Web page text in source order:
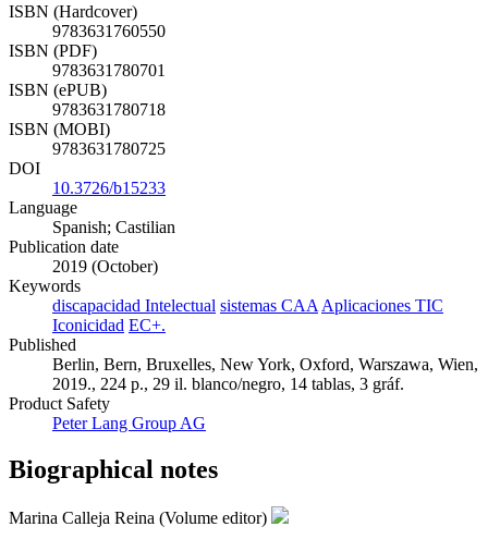
ISBN (Hardcover)
9783631760550
ISBN (PDF)
9783631780701
ISBN (ePUB)
9783631780718
ISBN (MOBI)
9783631780725
DOI
10.3726/b15233
Language
Spanish; Castilian
Publication date
2019 (October)
Keywords
discapacidad Intelectual sistemas CAA Aplicaciones TIC
Iconicidad EC+.
Published
Berlin, Bern, Bruxelles, New York, Oxford, Warszawa, Wien,
2019., 224 p., 29 il. blanco/negro, 14 tablas, 3 gráf.
Product Safety
Peter Lang Group AG
Biographical notes
Marina Calleja Reina (Volume editor)